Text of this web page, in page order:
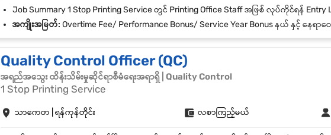
အကျိုးအမြတ်: Overtime Fee/ Performance Bonus/ Service Year Bonus နယ် နှင့် နေရာဝေးသော ဝန်ထမ်းများအတွက် နေစရာစီစ
Quality Control Officer (QC)
အရည်အသွေး ထိန်းသိမ်းမှုဆိုင်ရာစီမံရေးအရာရှိ | Quality Control
1 Stop Printing Service
သာကေတ | ရန်ကုန်တိုင်း လစာကြည့်မယ်